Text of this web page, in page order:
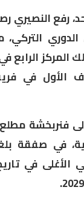
المركز الرابع
الأول في
فنربخشة
الأغلى في